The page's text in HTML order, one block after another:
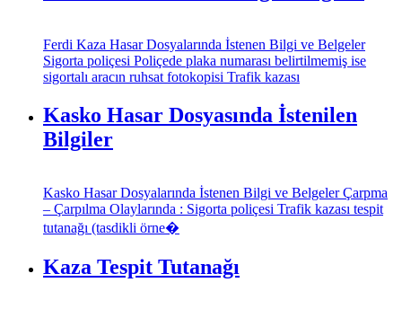
Ferdi Kaza Hasar Dosyalarında İstenen Bilgi ve Belgeler
Sigorta poliçesi Poliçede plaka numarası belirtilmemiş ise
sigortalı aracın ruhsat fotokopisi Trafik kazası
Kasko Hasar Dosyasında İstenilen
Bilgiler
Kasko Hasar Dosyalarında İstenen Bilgi ve Belgeler Çarpma
– Çarpılma Olaylarında : Sigorta poliçesi Trafik kazası tespit
tutanağı (tasdikli örne�
Kaza Tespit Tutanağı